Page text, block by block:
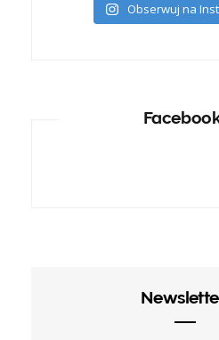
Obserwuj na